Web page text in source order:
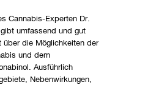
Cannabis-Experten Dr.
gibt umfassend und gut
über die Möglichkeiten der
und dem
Ausführlich
Nebenwirkungen,